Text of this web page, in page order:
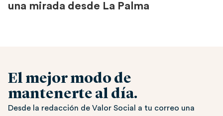
una mirada desde La Palma
El mejor modo de
mantenerte al día.
Desde la redacción de Valor Social a tu correo una